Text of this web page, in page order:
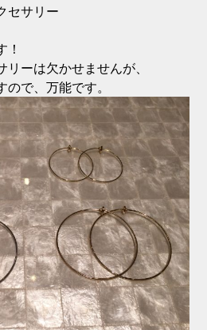
セサリー
ーは欠かせませんが、
で、万能です。